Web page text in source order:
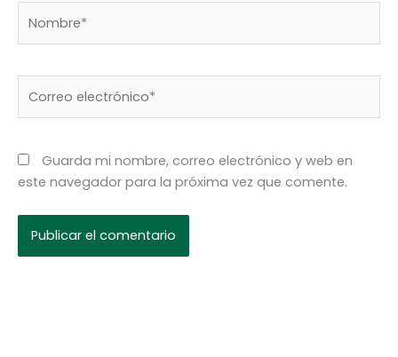
electrónico*
Guarda mi nombre, correo electrónico y web en
este navegador para la próxima vez que comente.